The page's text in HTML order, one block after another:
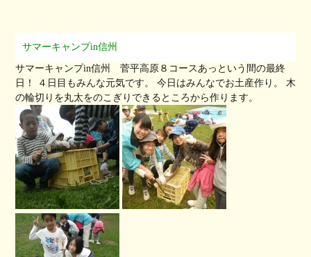
サマーキャンプin信州
サマーキャンプin信州 菅平高原８コースあっという間の最終
日！ ４日目もみんな元気です。 今日はみんなでお土産作り。 木
の輪切りを丸太をのこぎりできるところから作ります。